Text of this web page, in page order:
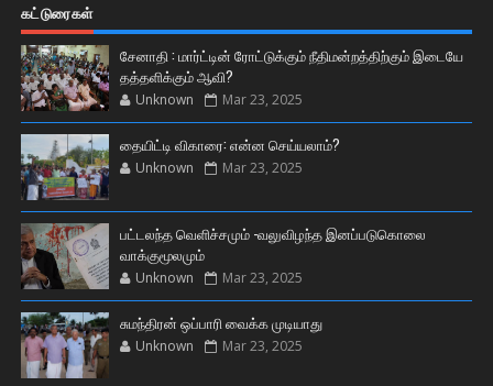
கட்டுரைகள்
சேனாதி : மார்ட்டின் ரோட்டுக்கும் நீதிமன்றத்திற்கும் இடையே
தத்தளிக்கும் ஆவி?
Unknown Mar 23, 2025
தையிட்டி விகாரை: என்ன செய்யலாம்?
Unknown Mar 23, 2025
பட்டலந்த வெளிச்சமும் -வலுவிழந்த இனப்படுகொலை
வாக்குமூலமும்
Unknown Mar 23, 2025
சுமந்திரன் ஒப்பாரி வைக்க முடியாது
Unknown Mar 23, 2025